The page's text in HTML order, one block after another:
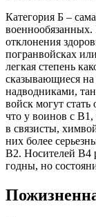
Категория Б –
отклонения
погранвойсках
легкая степень
сказывающиеся
надводниками,
войск могут
что у воинов с
в связисты,
них более
В2. Носителей В4
годны, но